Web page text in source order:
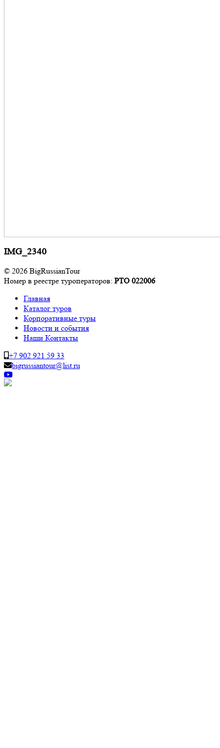
IMG_2340
© 2026 BigRussianTour
Номер в реестре туроператоров: РТО 022006
Главная
Каталог туров
Корпоративные туры
Новости и события
Наши Контакты
+7 902 921 59 33
bigrussiantour@list.ru